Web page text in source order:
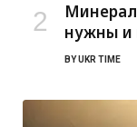
нужны и
BYUKR TIME